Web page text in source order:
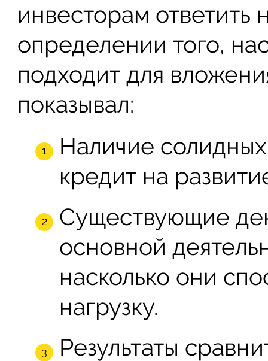
инвесторам ответить
определении того,
подходит для
показывал:
Наличие
кредит на
Существующие
основной
насколько они
нагрузку.
Результаты